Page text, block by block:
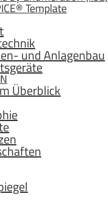
Template
und Anlagenbau
Überblick